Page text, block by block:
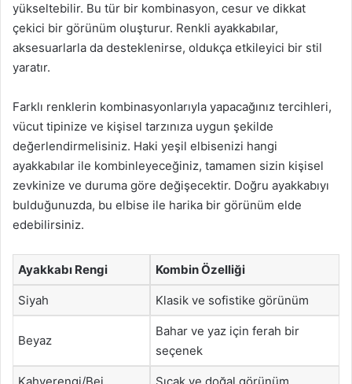
yükseltebilir. Bu tür bir kombinasyon, cesur ve dikkat
çekici bir görünüm oluşturur. Renkli ayakkabılar,
aksesuarlarla da desteklenirse, oldukça etkileyici bir stil
yaratır.
Farklı renklerin kombinasyonlarıyla yapacağınız tercihleri,
vücut tipinize ve kişisel tarzınıza uygun şekilde
değerlendirmelisiniz. Haki yeşil elbisenizi hangi
ayakkabılar ile kombinleyeceğiniz, tamamen sizin kişisel
zevkinize ve duruma göre değişecektir. Doğru ayakkabıyı
bulduğunuzda, bu elbise ile harika bir görünüm elde
edebilirsiniz.
Ayakkabı Rengi Kombin Özelliği
Siyah Klasik ve sofistike görünüm
Beyaz
Bahar ve yaz için ferah bir
seçenek